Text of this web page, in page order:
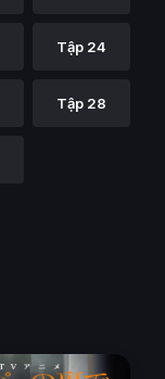
Tập 24
Tập 28